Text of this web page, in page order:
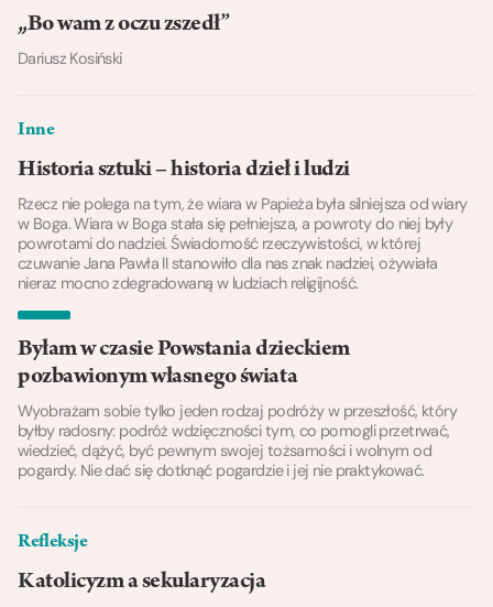
„Bo wam z oczu zszedł”
Dariusz Kosiński
Inne
Historia sztuki – historia dzieł i ludzi
Rzecz nie polega na tym, że wiara w Papieża była silniejsza od wiary
w Boga. Wiara w Boga stała się pełniejsza, a powroty do niej były
powrotami do nadziei. Świadomość rzeczywistości, w której
czuwanie Jana Pawła II stanowiło dla nas znak nadziei, ożywiała
nieraz mocno zdegradowaną w ludziach religijność.
Byłam w czasie Powstania dzieckiem
pozbawionym własnego świata
Wyobrażam sobie tylko jeden rodzaj podróży w przeszłość, który
byłby radosny: podróż wdzięczności tym, co pomogli przetrwać,
wiedzieć, dążyć, być pewnym swojej tożsamości i wolnym od
pogardy. Nie dać się dotknąć pogardzie i jej nie praktykować.
Refleksje
Katolicyzm a sekularyzacja